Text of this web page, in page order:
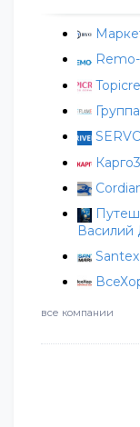
Василий
все компании